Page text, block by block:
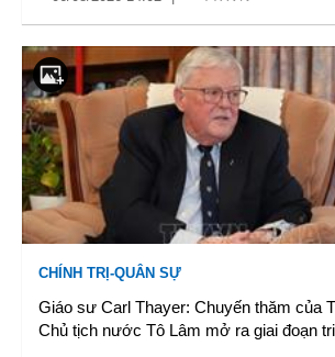
CHÍNH TRỊ-QUÂN SỰ
Giáo sư Carl Thayer: Chuyến thăm của
Chủ tịch nước Tô Lâm mở ra giai đoạn